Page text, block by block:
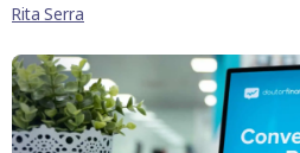
Rita Serra